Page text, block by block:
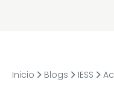
Inicio Blogs IESS